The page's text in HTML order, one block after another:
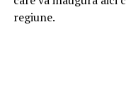
regiune.